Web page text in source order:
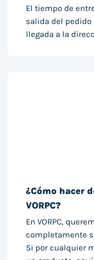
El tiempo de
salida del pedido
llegada a la
¿Cómo hacer
VORPC?
En VORPC,
completamente
Si por cualquier